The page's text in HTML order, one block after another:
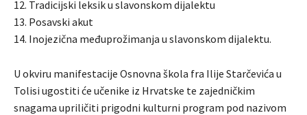
12. Tradicijski leksik u slavonskom dijalektu
13. Posavski akut
14. Inojezična međuprožimanja u slavonskom dijalektu.
U okviru manifestacije Osnovna škola fra Ilije Starčevića u
Tolisi ugostiti će učenike iz Hrvatske te zajedničkim
snagama upriličiti prigodni kulturni program pod nazivom